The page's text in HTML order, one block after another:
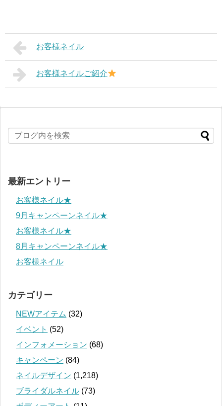
お客様ネイル
お客様ネイルご紹介
最新エントリー
お客様ネイル★
9月キャンペーンネイル★
お客様ネイル★
8月キャンペーンネイル★
お客様ネイル
カテゴリー
NEWアイテム (32)
イベント (52)
インフォメーション (68)
キャンペーン (84)
ネイルデザイン (1,218)
ブライダルネイル (73)